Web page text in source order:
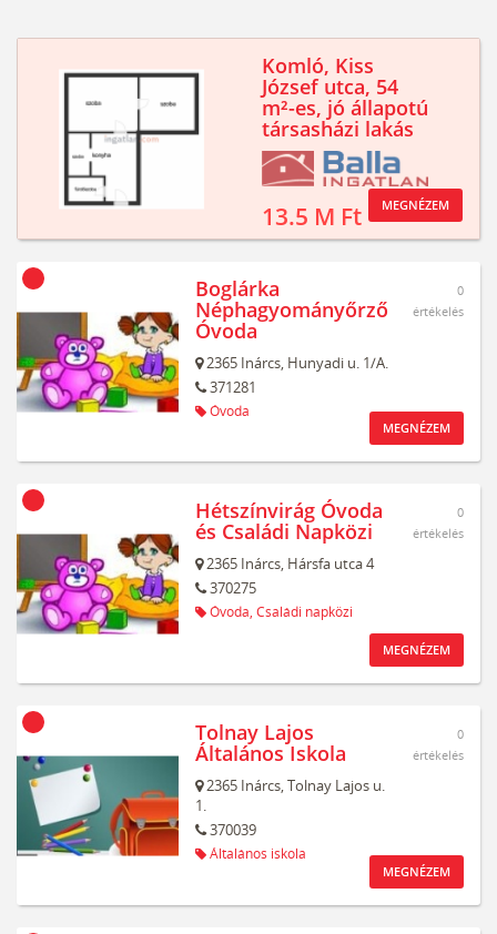
Komló, Kiss
József utca, 54
m²-es, jó állapotú
társasházi lakás
13.5 M Ft MEGNÉZEM
Boglárka
Néphagyományőrző
Óvoda
2365 Inárcs, Hunyadi u. 1/A.
371281
Óvoda
0
értékelés
MEGNÉZEM
Hétszínvirág Óvoda
és Családi Napközi
2365 Inárcs, Hársfa utca 4
370275
Óvoda, Családi napközi
0
értékelés
MEGNÉZEM
Tolnay Lajos
Általános Iskola
2365 Inárcs,Tolnay Lajos u.
1.
370039
Általános iskola
0
értékelés
MEGNÉZEM